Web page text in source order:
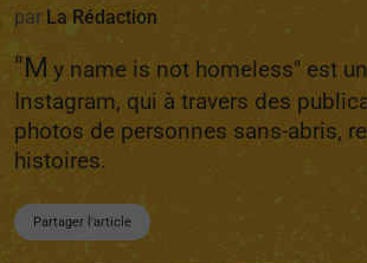
par La Rédaction
"M y name is not homeless" est
Instagram, qui à travers des
photos de personnes sans-abris,
histoires.
Partager l'article